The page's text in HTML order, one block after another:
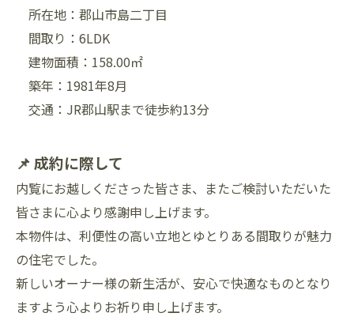
所在地：郡山市島二丁目
間取り：6LDK
建物面積：158.00㎡
築年：1981年8月
交通：JR郡山駅まで徒歩約13分
📌 成約に際して
内覧にお越しくださった皆さま、またご検討いただいた
皆さまに心より感謝申し上げます。
本物件は、利便性の高い立地とゆとりある間取りが魅力
の住宅でした。
新しいオーナー様の新生活が、安心で快適なものとなり
ますよう心よりお祈り申し上げます。